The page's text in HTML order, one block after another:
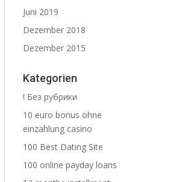
Juni 2019
Dezember 2018
Dezember 2015
Kategorien
! Без рубрики
10 euro bonus ohne
einzahlung casino
100 Best Dating Site
100 online payday loans